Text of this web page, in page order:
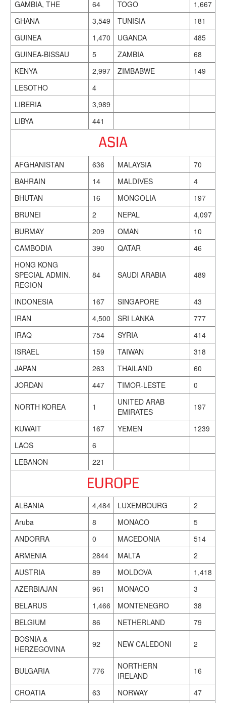
GAMBIA, THE 64 TOGO
1,667
GHANA
3,549 TUNISIA
181
GUINEA
1,470 UGANDA
485
GUINEA-BISSAU
5 ZAMBIA
68
KENYA
2,997 ZIMBABWE
149
LESOTHO
4
LIBERIA
3,989
LIBYA
441
ASIA
AFGHANISTAN 636 MALAYSIA
70
BAHRAIN
14 MALDIVES
4
BHUTAN
16 MONGOLIA
197
BRUNEI
2 NEPAL
4,097
BURMAY
209 OMAN
10
CAMBODIA
390 QATAR
46
HONG KONG
SPECIAL ADMIN.
REGION
84 SAUDI ARABIA 489
INDONESIA 167 SINGAPORE
43
IRAN
4,500 SRI LANKA
777
IRAQ
754 SYRIA
414
ISRAEL
159 TAIWAN
318
JAPAN
263 THAILAND
60
JORDAN
447 TIMOR-LESTE 0
NORTH KOREA 1
UNITED ARAB
EMIRATES
197
KUWAIT 167 YEMEN
1239
LAOS
6
LEBANON
221
EUROPE
ALBANIA 4,484 LUXEMBOURG
2
Aruba
8 MONACO
5
ANDORRA
0 MACEDONIA
514
ARMENIA
2844 MALTA
2
AUSTRIA
89 MOLDOVA
1,418
AZERBIAJAN
961 MONACO
3
BELARUS
1,466 MONTENEGRO
38
BELGIUM
86 NETHERLAND
79
BOSNIA &
HERZEGOVINA
92 NEW CALEDONI 2
BULGARIA 776
NORTHERN
IRELAND
16
CROATIA 63 NORWAY
47